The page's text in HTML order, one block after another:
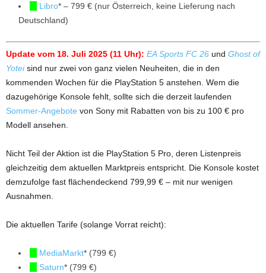
Libro* – 799 € (nur Österreich, keine Lieferung nach
Deutschland)
Update vom 18. Juli 2025 (11 Uhr): EA Sports FC 26 und Ghost of
Yoteisind nur zwei von ganz vielen Neuheiten, die in den
kommenden Wochen für die PlayStation 5 anstehen. Wem die
dazugehörige Konsole fehlt, sollte sich die derzeit laufenden
Sommer-Angebote von Sony mit Rabatten von bis zu 100 € pro
Modell ansehen.
Nicht Teil der Aktion ist die PlayStation 5 Pro, deren Listenpreis
gleichzeitig dem aktuellen Marktpreis entspricht. Die Konsole kostet
demzufolge fast flächendeckend 799,99 € – mit nur wenigen
Ausnahmen.
Die aktuellen Tarife (solange Vorrat reicht):
MediaMarkt* (799 €)
Saturn* (799 €)